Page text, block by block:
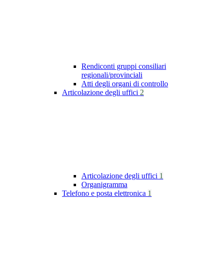
Rendiconti gruppi consiliari
regionali/provinciali
Atti degli organi di controllo
Articolazione degli uffici 2
Articolazione degli uffici 1
Organigramma
Telefono e posta elettronica 1